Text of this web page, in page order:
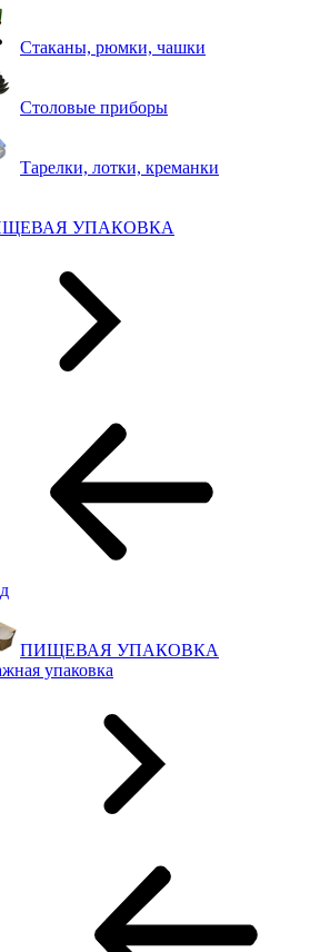
Стаканы, рюмки, чашки
Столовые приборы
Тарелки, лотки, креманки
УПАКОВКА
ПИЩЕВАЯ УПАКОВКА
упаковка